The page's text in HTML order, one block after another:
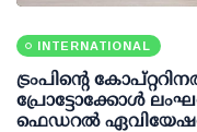
INTERNATIONAL
ട്രംപിന്റെ
പ്രോട്ടോക്കോള്‍
ഫെഡറല്‍